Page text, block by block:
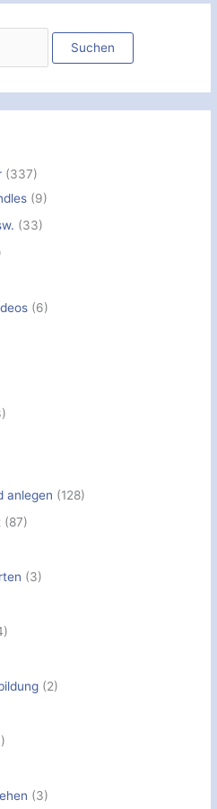
Suchen
(337)
(9)
(33)
(6)
anlegen (128)
(87)
(3)
(2)
(3)